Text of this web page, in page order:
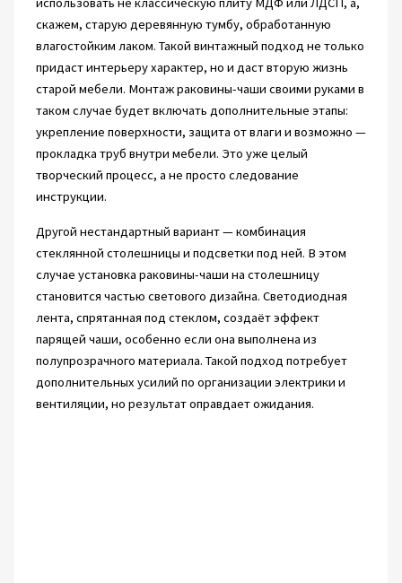
скажем, старую деревянную тумбу, обработанную
влагостойким лаком. Такой винтажный подход не только
придаст интерьеру характер, но и даст вторую жизнь
старой мебели. Монтаж раковины-чаши своими руками в
таком случае будет включать дополнительные этапы:
укрепление поверхности, защита от влаги и возможно —
прокладка труб внутри мебели. Это уже целый
творческий процесс, а не просто следование
инструкции.
Другой нестандартный вариант — комбинация
стеклянной столешницы и подсветки под ней. В этом
случае установка раковины-чаши на столешницу
становится частью светового дизайна. Светодиодная
лента, спрятанная под стеклом, создаёт эффект
парящей чаши, особенно если она выполнена из
полупрозрачного материала. Такой подход потребует
дополнительных усилий по организации электрики и
вентиляции, но результат оправдает ожидания.